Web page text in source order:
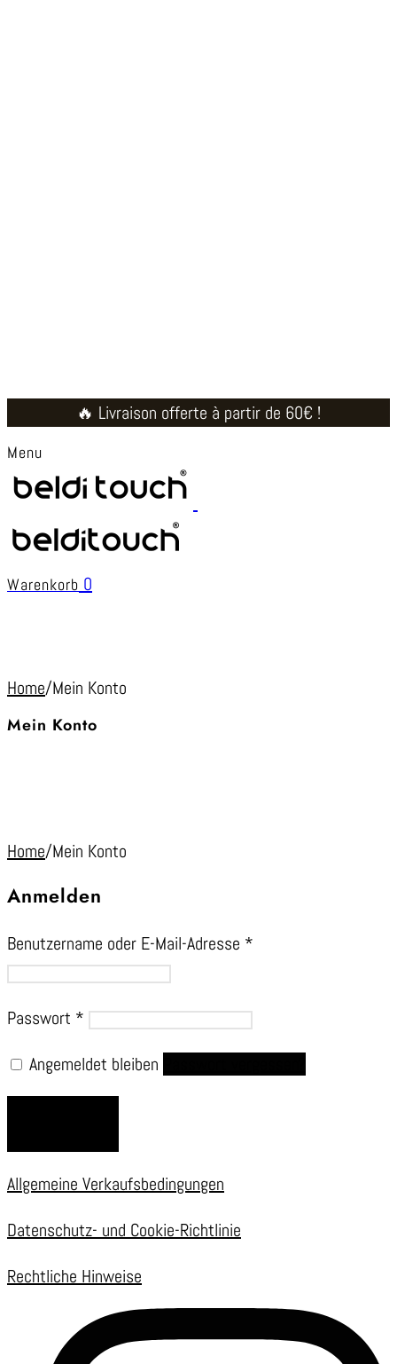
🔥 Livraison offerte à partir de 60€ !
Menu
Warenkorb 0
Home/Mein Konto
Mein Konto
Home/Mein Konto
Anmelden
Benutzername oder E-Mail-Adresse *
Passwort *
Angemeldet bleiben
Allgemeine Verkaufsbedingungen
Datenschutz- und Cookie-Richtlinie
Rechtliche Hinweise